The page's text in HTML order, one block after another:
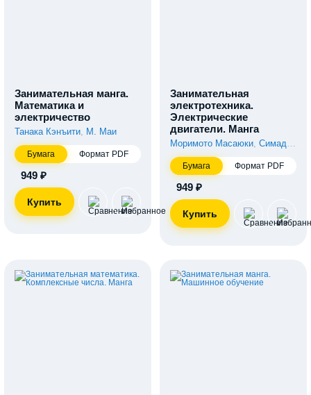
Занимательная манга.
Математика и
электричество
Танака Кэнъити, М. Маи
Бумага Формат PDF
949 ₽
Занимательная
электротехника.
Электрические
двигатели. Манга
Моримото Масаюки, Симадзу Рэн
Бумага Формат PDF
949 ₽